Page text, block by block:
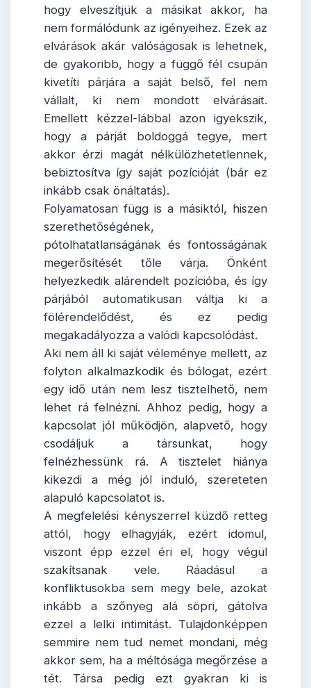
hogy elveszítjük a másikat akkor, ha
nem formálódunk az igényeihez. Ezek az
elvárások akár valóságosak is lehetnek,
de gyakoribb, hogy a függő fél csupán
kivetíti párjára a saját belső, fel nem
vállalt, ki nem mondott elvárásait.
Emellett kézzel-lábbal azon igyekszik,
hogy a párját boldoggá tegye, mert
akkor érzi magát nélkülözhetetlennek,
bebiztosítva így saját pozícióját (bár ez
inkább csak önáltatás).
Folyamatosan függ is a másiktól, hiszen
szerethetőségének,
pótolhatatlanságának és fontosságának
megerősítését tőle várja. Önként
helyezkedik alárendelt pozícióba, és így
párjából automatikusan váltja ki a
fölérendelődést, és ez pedig
megakadályozza a valódi kapcsolódást.
Aki nem áll ki saját véleménye mellett, az
folyton alkalmazkodik és bólogat, ezért
egy idő után nem lesz tisztelhető, nem
lehet rá felnézni. Ahhoz pedig, hogy a
kapcsolat jól működjön, alapvető, hogy
csodáljuk a társunkat, hogy
felnézhessünk rá. A tisztelet hiánya
kikezdi a még jól induló, szereteten
alapuló kapcsolatot is.
A megfelelési kényszerrel küzdő retteg
attól, hogy elhagyják, ezért idomul,
viszont épp ezzel éri el, hogy végül
szakítsanak vele. Ráadásul a
konfliktusokba sem megy bele, azokat
inkább a szőnyeg alá söpri, gátolva
ezzel a lelki intimitást. Tulajdonképpen
semmire nem tud nemet mondani, még
akkor sem, ha a méltósága megőrzése a
tét. Társa pedig ezt gyakran ki is